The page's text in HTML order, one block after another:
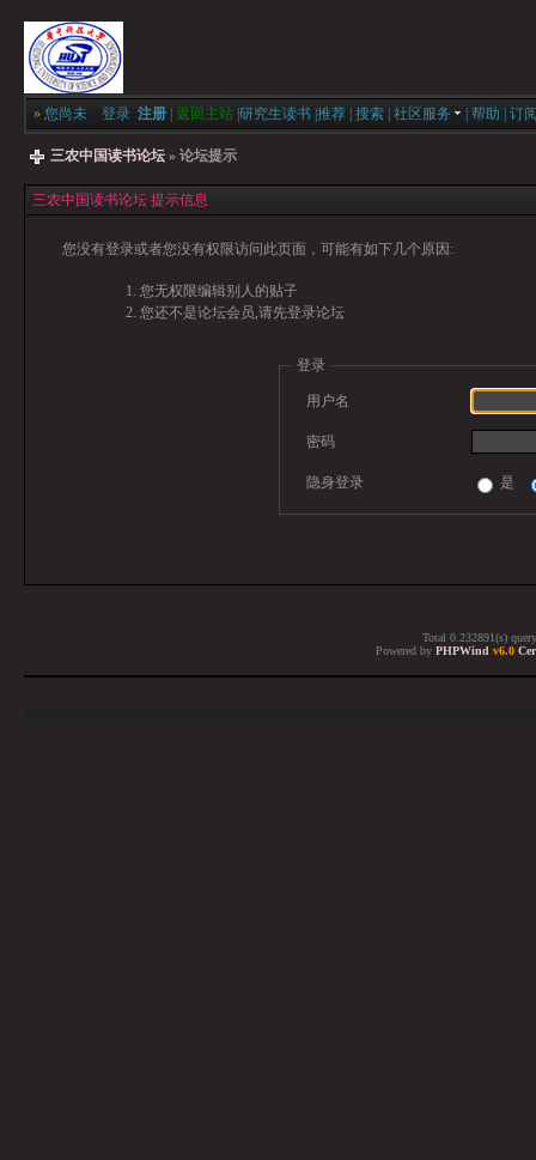
» 您尚未 登录 注册 返回主站 研究生读书 推荐 搜索 社区服务 帮助 订
三农中国读书论坛 » 论坛提示
三农中国读书论坛 提示信息
您没有登录或者您没有权限访问此页面，可能有如下几个原因:
您无权限编辑别人的贴子
您还不是论坛会员,请先登录论坛
登录
用户名
密码
隐身登录 是
Total 0.232891(s)
Powered by PHPWind v6.0